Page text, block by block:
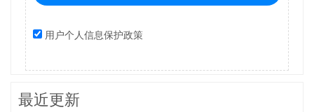
用户个人信息保护政策
最近更新